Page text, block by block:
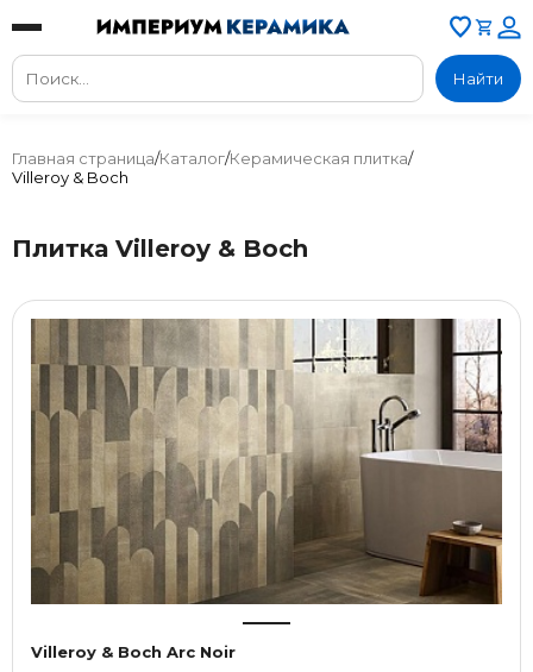
Найти
Главная страница/Каталог/Керамическая плитка/
Villeroy & Boch
Плитка Villeroy & Boch
Villeroy & Boch Arc Noir